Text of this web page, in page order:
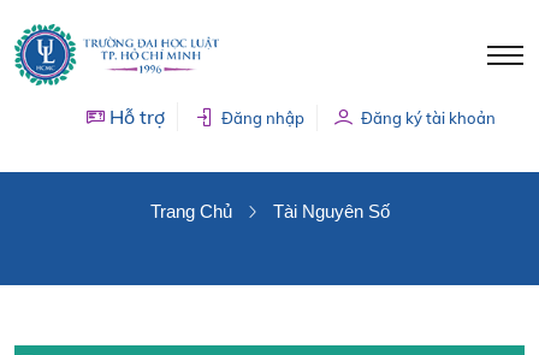
Hỗ trợ Đăng nhập Đăng ký tài khoản
Trang Chủ Tài Nguyên Số